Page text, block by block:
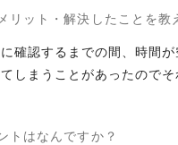
リット・解決したことを教
確認するまでの間、時間
しまうことがあったので
トはなんですか？